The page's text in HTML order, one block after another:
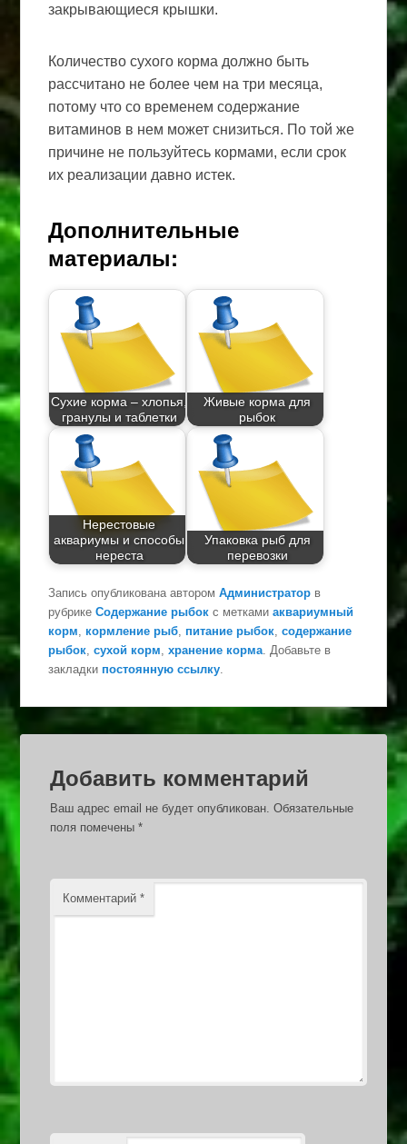
закрывающиеся крышки.
Количество сухого корма должно быть
рассчитано не более чем на три месяца,
потому что со временем содержание
витаминов в нем может снизиться. По той же
причине не пользуйтесь кормами, если срок
их реализации давно истек.
Дополнительные
материалы:
Сухие корма – хлопья,
гранулы и таблетки
Живые корма для
рыбок
Нерестовые
аквариумы и способы
нереста
Упаковка рыб для
перевозки
Запись опубликована авторомАдминистратор в
рубрикеСодержание рыбок с меткамиаквариумный
корм, кормление рыб, питание рыбок,содержание
рыбок,сухой корм,хранение корма. Добавьте в
закладки постоянную ссылку.
Добавить комментарий
Ваш адрес email не будет опубликован. Обязательные
поля помечены*
Комментарий*